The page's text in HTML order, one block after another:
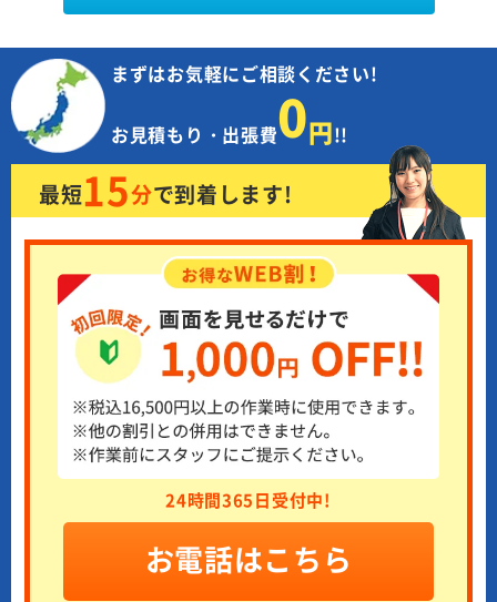
まずはお気軽にご相談ください!
お見積もり・出張費0円!!
最短15分で到着します!
24時間365日受付中!
お電話はこちら